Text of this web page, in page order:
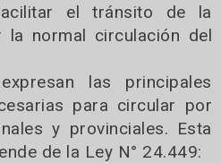
el tránsito de la
la normal circulación del
las principales
para circular por
y provinciales. Esta
de la Ley N° 24.449: